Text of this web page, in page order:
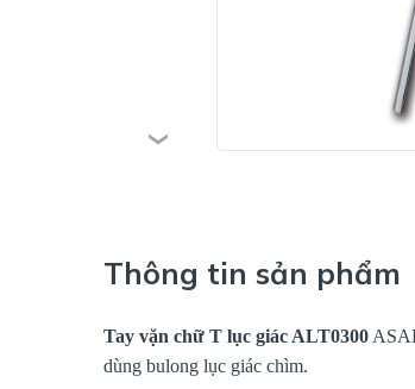
Thông tin sản phẩm
Tay vặn chữ T lục giác ALT0300
dùng bulong lục giác chìm.